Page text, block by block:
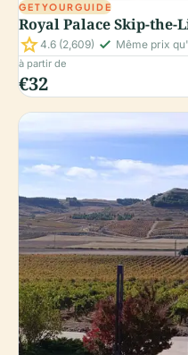
GETYOURGUIDE
Royal Palace Skip-the-
star4.6 (2,609) check_small Même prix
à partir de
€32